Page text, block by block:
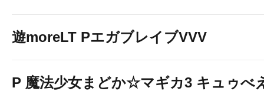
遊moreLT PエガブレイブVVV
P 魔法少女まどか☆マギカ3 キュゥべ